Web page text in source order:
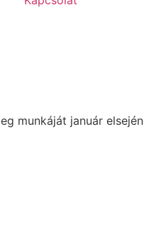
munkáját január elsején